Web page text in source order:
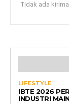
Tidak ada
LIFESTYLE
IBTE 2026
INDUSTRI